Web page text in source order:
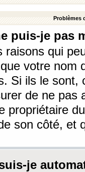
Problèmes
puis-je pas
raisons qui
votre nom
Si ils le sont,
de ne pas
propriétaire
son côté, et
je